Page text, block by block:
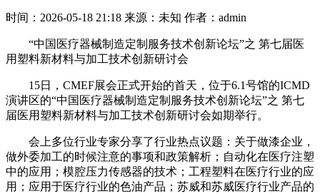
时间：2026-05-18 21:18 来源：未知 作者：admin
“中国医疗器械制造定制服务技术创新论坛”之 第七届医
用塑料新材料与加工技术创新研讨会
15日，CMEF展会正式开始的首天，位于6.1号馆的ICMD
演讲区的“中国医疗器械制造定制服务技术创新论坛”之 第七
届医用塑料新材料与加工技术创新研讨会如期举行。
会上多位行业专家分享了行业热点议题：关于做漆企业，
做外委加工的时候注意的事项和政策解析；自动化在医疗注塑
中的应用；模腔压力传感器的技术；工程塑料在医疗行业的应
用；应用于医疗行业的色油产品；苏威和苏威医疗行业产品的